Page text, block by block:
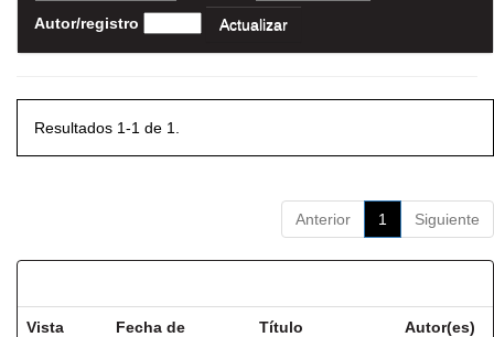
Autor/registro
Resultados 1-1 de 1.
Anterior 1 Siguiente
Vista
Fecha de
Título Autor(es)